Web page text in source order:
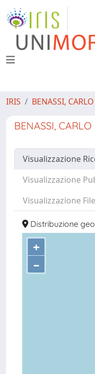
IRIS BENASSI, CARLO
BENASSI, CARLO
Visualizzazione
Visualizzazione
Visualizzazione File
Distribuzione
+
–